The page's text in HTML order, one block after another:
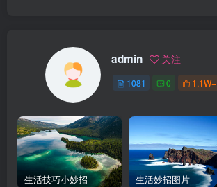
admin 关注
1081 0 1.1W+
生活技巧小妙招 生活妙招图片